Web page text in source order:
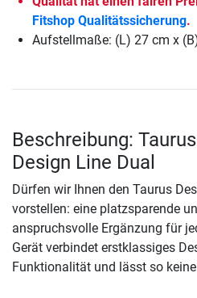
Fitshop Qualitätssicherung.
Aufstellmaße: (L) 27 cm x
Beschreibung:
Design Line Dual
Dürfen wir Ihnen den Taurus
vorstellen: eine platzsparende
anspruchsvolle Ergänzung für
Gerät verbindet erstklassiges
Funktionalität und lässt so